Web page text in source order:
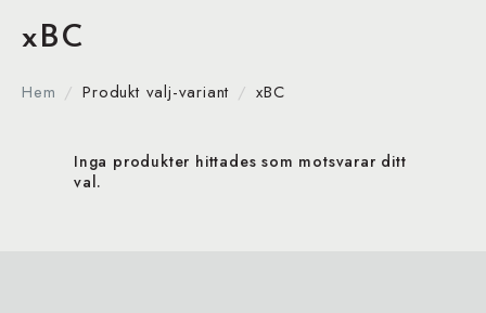
xBC
Hem Produkt valj-variant xBC
Inga produkter hittades som motsvarar ditt
val.